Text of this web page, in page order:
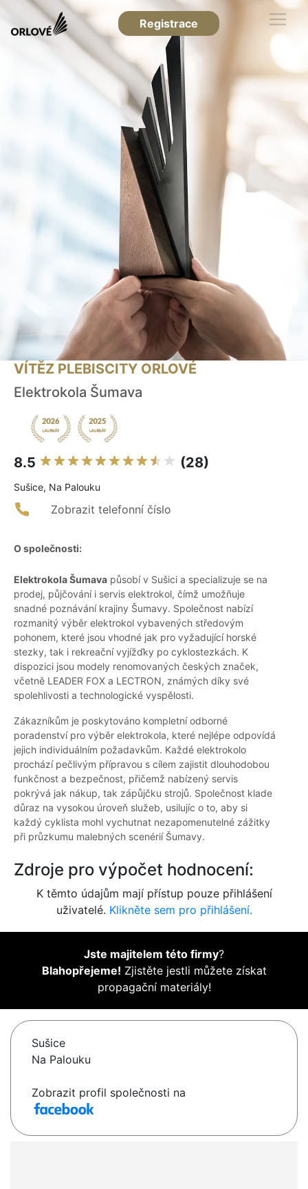
Registrace
VÍTĚZ PLEBISCITY ORLOVÉ
Elektrokola Šumava
8.5 (28)
Sušice, Na Palouku
Zobrazit telefonní číslo
O společnosti:
Elektrokola Šumava působí v Sušici a specializuje se na
prodej, půjčování i servis elektrokol, čímž umožňuje
snadné poznávání krajiny Šumavy. Společnost nabízí
rozmanitý výběr elektrokol vybavených středovým
pohonem, které jsou vhodné jak pro vyžadující horské
stezky, tak i rekreační vyjížďky po cyklostezkách. K
dispozici jsou modely renomovaných českých značek,
včetně LEADER FOX a LECTRON, známých díky své
spolehlivosti a technologické vyspělosti.
Zákazníkům je poskytováno kompletní odborné
poradenství pro výběr elektrokola, které nejlépe odpovídá
jejich individuálním požadavkům. Každé elektrokolo
prochází pečlivým přípravou s cílem zajistit dlouhodobou
funkčnost a bezpečnost, přičemž nabízený servis
pokrývá jak nákup, tak zápůjčku strojů. Společnost klade
důraz na vysokou úroveň služeb, usilujíc o to, aby si
každý cyklista mohl vychutnat nezapomenutelné zážitky
při průzkumu malebných scenérií Šumavy.
Zdroje pro výpočet hodnocení:
K těmto údajům mají přístup pouze přihlášení
uživatelé. Klikněte sem pro přihlášení.
Jste majitelem této firmy?
Blahopřejeme! Zjistěte jestli můžete získat
propagační materiály!
Sušice
Na Palouku
Zobrazit profil společnosti na